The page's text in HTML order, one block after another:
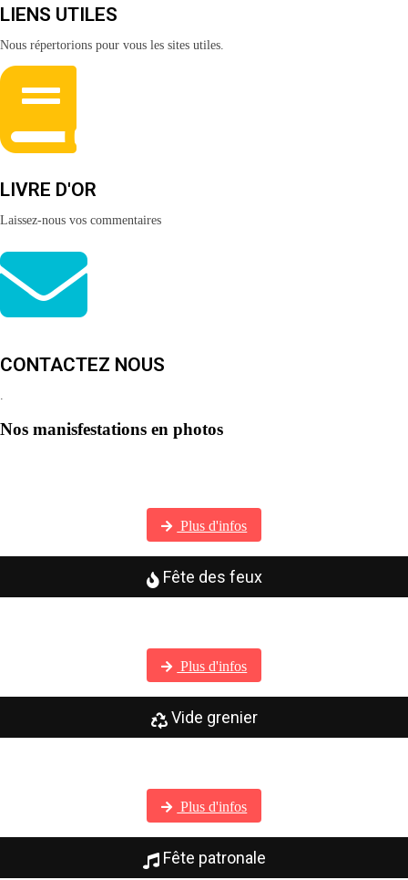
LIENS UTILES
Nous répertorions pour vous les sites utiles.
LIVRE D'OR
Laissez-nous vos commentaires
CONTACTEZ NOUS
Nos manisfestations en photos
Plus d'infos
Fête des feux
Plus d'infos
Vide grenier
Plus d'infos
Fête patronale